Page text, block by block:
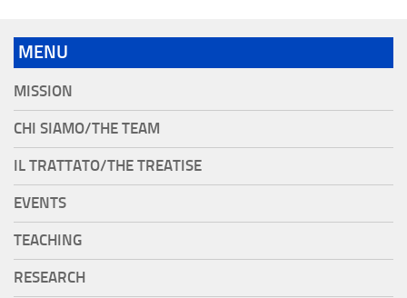
MENU
MISSION
CHI SIAMO/THE TEAM
IL TRATTATO/THE TREATISE
EVENTS
TEACHING
RESEARCH